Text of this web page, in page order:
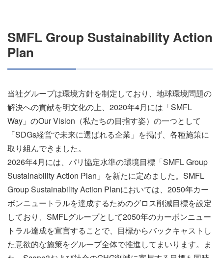
SMFL Group Sustainability Action
Plan
当社グループは環境方針を制定しており、地球環境問題の
解決への貢献を明文化の上、2020年4月には「SMFL
Way」のOur Vision（私たちの目指す姿）の一つとして
「SDGs経営で未来に選ばれる企業」を掲げ、各種施策に
取り組んできました。
2026年4月には、パリ協定水準の環境目標「SMFL Group
Sustainability Action Plan」を新たに定めました。SMFL
Group Sustainability Action Planにおいては、2050年カー
ボンニュートラルを達成するためのグロス削減目標を設定
しており、SMFLグループとして2050年のカーボンニュー
トラル達成を宣言することで、目標からバックキャストし
た意欲的な施策をグループ全体で推進してまいります。ま